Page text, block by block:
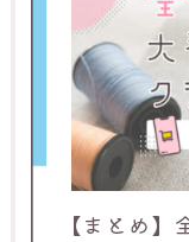
【まとめ